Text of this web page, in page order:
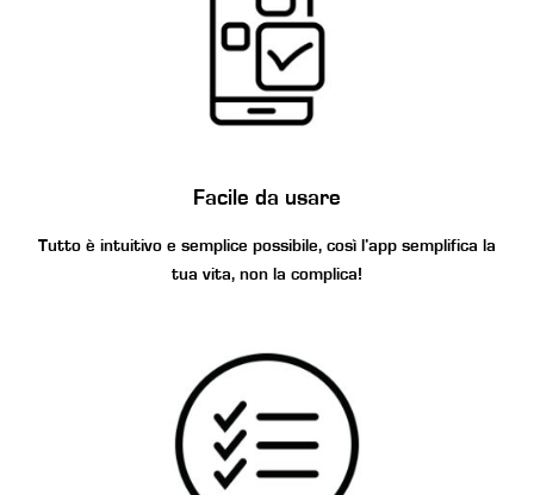
Facile da usare
Tutto è intuitivo e semplice possibile, così l’app semplifica la
tua vita, non la complica!